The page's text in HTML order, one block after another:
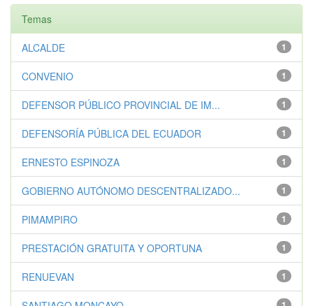
Temas
1
ALCALDE
1
CONVENIO
1
DEFENSOR PÚBLICO PROVINCIAL DE IM...
1
DEFENSORÍA PÚBLICA DEL ECUADOR
1
ERNESTO ESPINOZA
1
GOBIERNO AUTÓNOMO DESCENTRALIZADO...
1
PIMAMPIRO
1
PRESTACIÓN GRATUITA Y OPORTUNA
1
RENUEVAN